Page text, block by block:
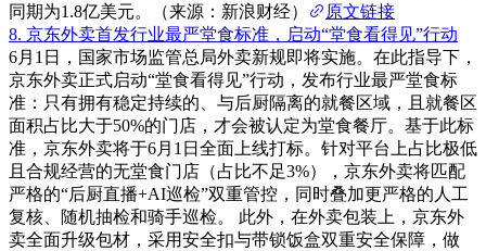
同期为1.8亿美元。（来源：新浪财经）
原文链接
8. 京东外卖首发行业最严堂食标准，启动“堂食看得见”行动
6月1日，国家市场监管总局外卖新规即将实施。在此指导下，
京东外卖正式启动“堂食看得见”行动，发布行业最严堂食标
准：只有拥有稳定持续的、与后厨隔离的就餐区域，且就餐区
面积占比大于50%的门店，才会被认定为堂食餐厅。基于此标
准，京东外卖将于6月1日全面上线打标。针对平台上占比极低
且合规经营的无堂食门店（占比不足3%），京东外卖将匹配
严格的“后厨直播+AI巡检”双重管控，同时叠加更严格的人工
复核、随机抽检和骑手巡检。 此外，在外卖包装上，京东外
卖全面升级包材，采用安全扣与带锁饭盒双重安全保障，做